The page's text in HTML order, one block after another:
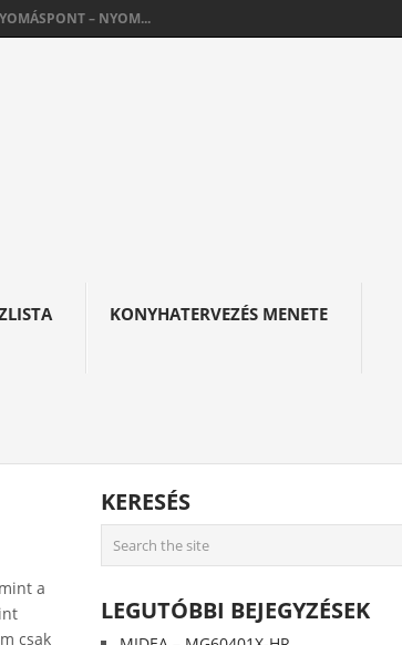
– NYOM...
KONYHATERVEZÉS MENETE
a
csak
KERESÉS
LEGUTÓBBI BEJEGYZÉSEK